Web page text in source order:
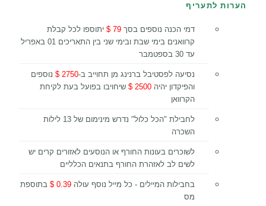
הערות לתעריף
דמי הכנה נוספים בסך 79 $
יתוספו לכל קבלת
קרוואנים בימי שבת ובימי שני בין התאריכים 01 באפריל
עד 30 בספטמבר
נסיעה לפסטיבל ברנינג מן תחוייב ב-2750 $
נוספים
והפיקדון יהיה 2500 $
שיחויבו בפועל בעת לקיחת
הקרוואן
לחבילת "הכל כלול" נדרש מינימום של 13 לילות
השכרה
לשוכרים בעונות החורף או הנוסעים לאזורים קרים יש
לשים לב לאזהרת החורף בתנאים הכלליים
בחבילות המיילים - כל מייל נוסף עולה 0.39 $
בתוספת
מס